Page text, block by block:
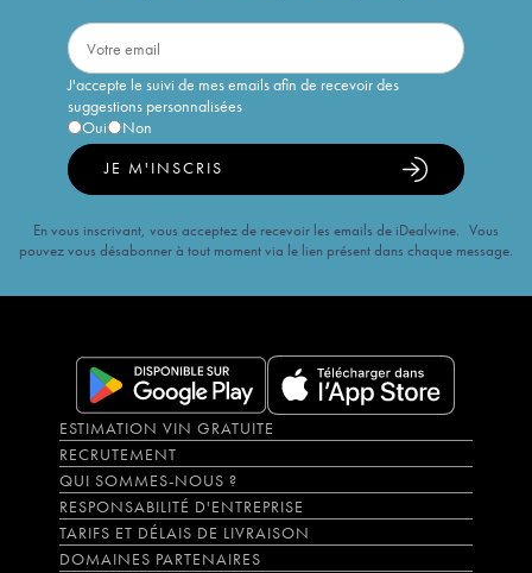
J'accepte le suivi de mes emails afin de recevoir des
suggestions personnalisées
Oui
Non
JE M'INSCRIS
En vous inscrivant, vous acceptez de recevoir les emails de iDealwine. Vous
pouvez vous désabonner à tout moment via le lien présent dans chaque message.
ESTIMATION VIN GRATUITE
RECRUTEMENT
QUI SOMMES-NOUS ?
RESPONSABILITÉ D'ENTREPRISE
TARIFS ET DÉLAIS DE LIVRAISON
DOMAINES PARTENAIRES